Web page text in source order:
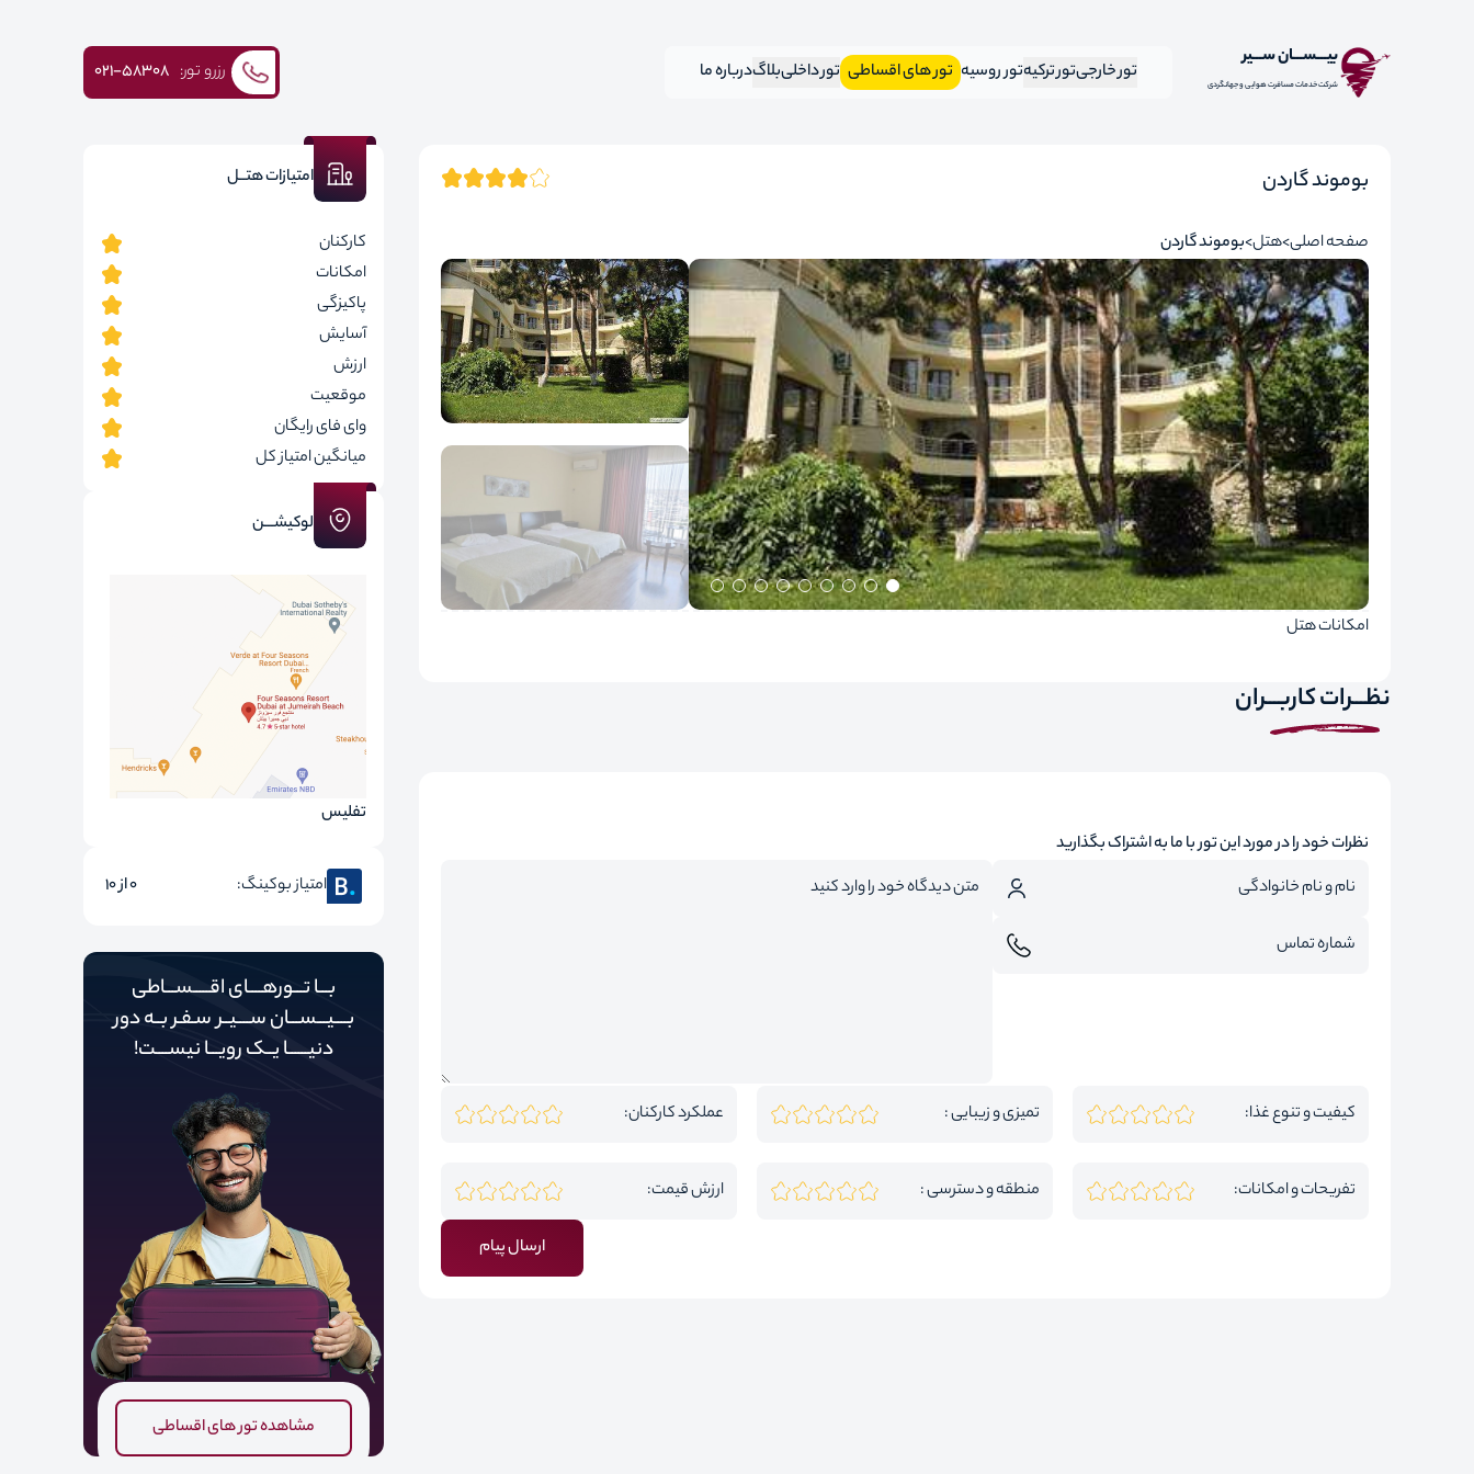
بیـــســـان ســـیر
شرکت خدمات مسافرت هوایی و جهانگردی تور خارجی تور ترکیهتور روسیه تور های اقساطی تور داخلیبلاگدرباره ما رزرو تور: ۰۲۱-58308
بوموند گاردن
صفحه اصلی هتل بوموند گاردن
امکانات هتل
نظـــرات کاربـــران
نظرات خود را در مورد این تور با ما به اشتراک بگذارید
کیفیت و تنوع غذا: تمیزی و زیبایی : عملکرد کارکنان:
تفریحات و امکانات: منطقه و دسترسی : ارزش قیمت:
ارسال پیام
امتیازات هتــل
کارکنان
امکانات
پاکیزگی
آسایش
ارزش
موقعیت
وای فای رایگان
میانگین امتیاز کل
لوکیشـــن
تفلیس
امتیاز بوکینگ: 0 از 10
بـــا تـــورهــــای اقـــــســـاطی
بــــیـــســـان ســــیــر سـفـر بــه دور‌‌‌‌
دنیـــــ‌‌ـا یــک رویـــا نیســــت!
مشاهده تور های اقساطی